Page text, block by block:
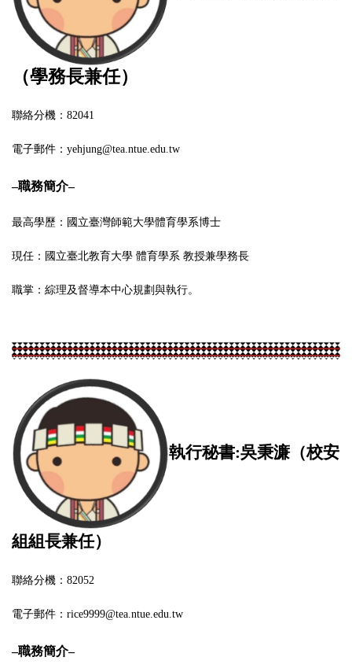
（學務長兼任）
聯絡分機：82041
電子郵件：yehjung@tea.ntue.edu.tw
–職務簡介–
最高學歷：國立臺灣師範大學體育學系博士
現任：國立臺北教育大學 體育學系 教授兼學務長
職掌：綜理及督導本中心規劃與執行。
執行秘書:吳秉濂（校安
組組長兼任）
聯絡分機：82052
電子郵件：rice9999@tea.ntue.edu.tw
–職務簡介–